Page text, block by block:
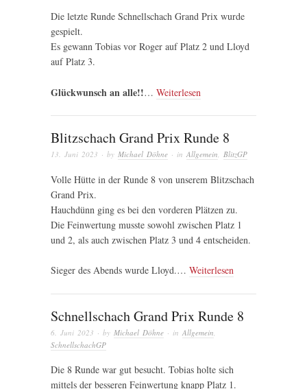
Die letzte Runde Schnellschach Grand Prix wurde
gespielt.
Es gewann Tobias vor Roger auf Platz 2 und Lloyd
auf Platz 3.
Glückwunsch an alle!!… Weiterlesen
Blitzschach Grand Prix Runde 8
13. Juni 2023 · by Michael Döhne · in Allgemein, BlitzGP
Volle Hütte in der Runde 8 von unserem Blitzschach
Grand Prix.
Hauchdünn ging es bei den vorderen Plätzen zu.
Die Feinwertung musste sowohl zwischen Platz 1
und 2, als auch zwischen Platz 3 und 4 entscheiden.
Sieger des Abends wurde Lloyd.… Weiterlesen
Schnellschach Grand Prix Runde 8
6. Juni 2023 · by Michael Döhne · in Allgemein
SchnellschachGP
Die 8 Runde war gut besucht. Tobias holte sich
mittels der besseren Feinwertung knapp Platz 1.